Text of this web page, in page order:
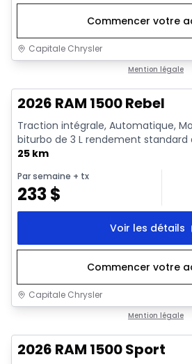
Commencer votre
Capitale Chrysler
Mention légale
2026 RAM 1500 Rebel
Traction intégrale, Automatique,
biturbo de 3 L rendement standard
25 km
Par semaine + tx
233$
Voir les détails
Commencer votre
Capitale Chrysler
Mention légale
2026 RAM 1500 Sport